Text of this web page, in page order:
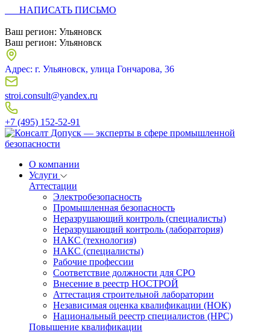
НАПИСАТЬ ПИСЬМО
Ваш регион: Ульяновск
Ваш регион: Ульяновск
Адрес: г. Ульяновск, улица Гончарова, 36
stroi.consult@yandex.ru
+7 (495) 152-52-91
О компании
Услуги
Аттестации
Электробезопасность
Промышленная безопасность
Неразрушающий контроль (специалисты)
Неразрушающий контроль (лаборатория)
НАКС (технология)
НАКС (специалисты)
Рабочие профессии
Соответствие должности для СРО
Внесение в реестр НОСТРОЙ
Аттестация строительной лаборатории
Независимая оценка квалификации (НОК)
Национальный реестр специалистов (НРС)
Повышение квалификации